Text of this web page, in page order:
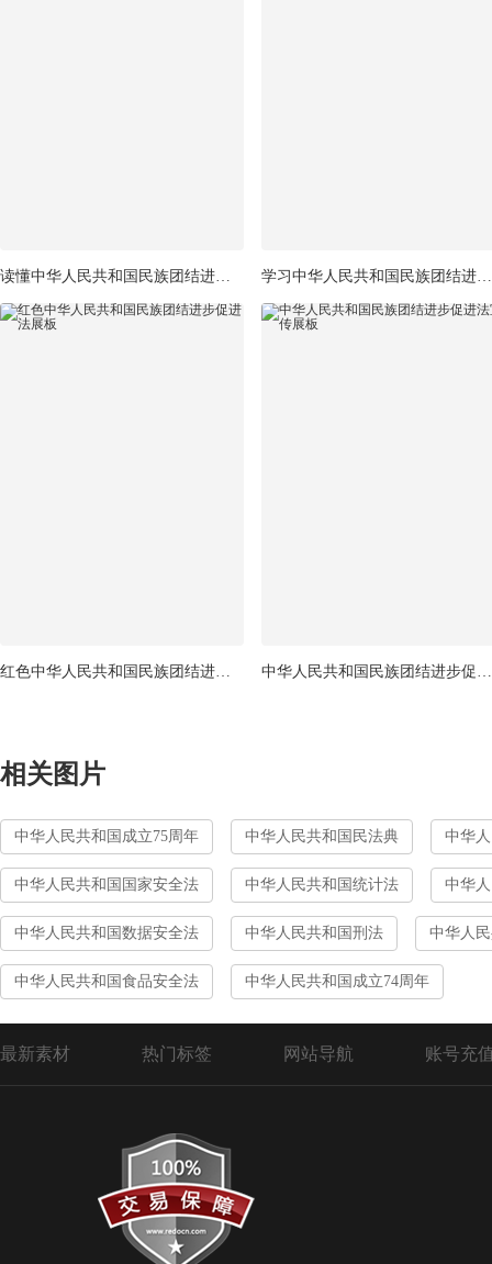
读懂中华人民共和国民族团结进步促进法展板 学习中华人民共和国民族团结进步促进法展板
红色中华人民共和国民族团结进步促进法展板 中华人民共和国民族团结进步促进法宣传展板
相关图片
中华人民共和国成立75周年 中华人民共和国民法典 中华
中华人民共和国国家安全法 中华人民共和国统计法 中华
中华人民共和国数据安全法 中华人民共和国刑法 中华人
中华人民共和国食品安全法 中华人民共和国成立74周年
最新素材 热门标签 网站导航 账号充